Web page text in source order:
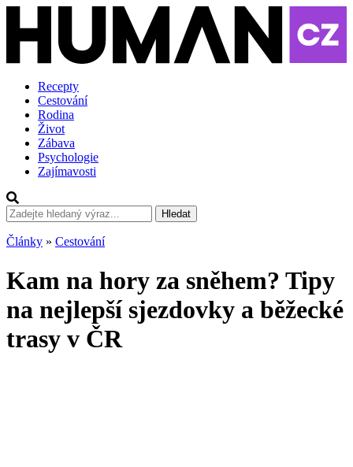
Recepty
Cestování
Rodina
Život
Zábava
Psychologie
Zajímavosti
Hledat
Články » Cestování
Kam na hory za sněhem? Tipy
na nejlepší sjezdovky a běžecké
trasy v ČR